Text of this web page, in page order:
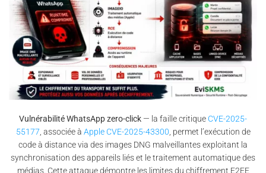
Vulnérabilité WhatsApp zero-click — la faille critique CVE-2025-
55177 , associée à Apple CVE-2025-43300 , permet l’exécution de
code à distance via des images DNG malveillantes exploitant la
synchronisation des appareils liés et le traitement automatique des
médias. Cette attaque démontre les limites du chiffrement E2EE